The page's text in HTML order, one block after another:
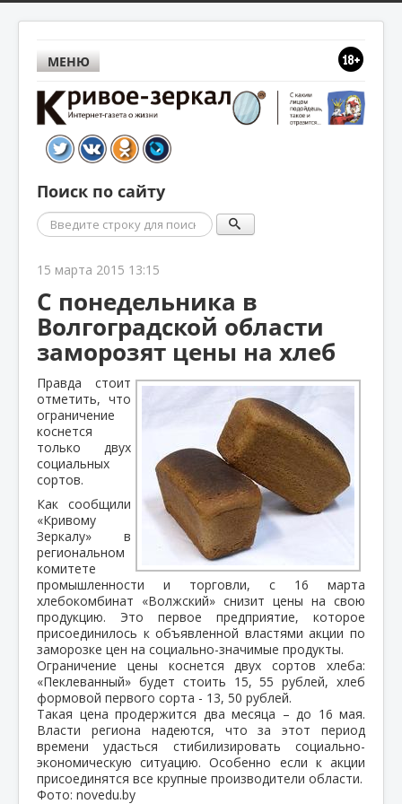
МЕНЮ
Поиск по сайту
Поиск
15 марта 2015 13:15
С понедельника в
Волгоградской области
заморозят цены на хлеб
Правда стоит
отметить, что
ограничение
коснется
только двух
социальных
сортов.
Как сообщили
«Кривому
Зеркалу» в
региональном
комитете
промышленности и торговли, с 16 марта
хлебокомбинат «Волжский» снизит цены на свою
продукцию. Это первое предприятие, которое
присоединилось к объявленной властями акции по
заморозке цен на социально-значимые продукты.
Ограничение цены коснется двух сортов хлеба:
«Пеклеванный» будет стоить 15, 55 рублей, хлеб
формовой первого сорта - 13, 50 рублей.
Такая цена продержится два месяца – до 16 мая.
Власти региона надеются, что за этот период
времени удасться стибилизировать социально-
экономическую ситуацию. Особенно если к акции
присоединятся все крупные производители области.
Фото: novedu.by